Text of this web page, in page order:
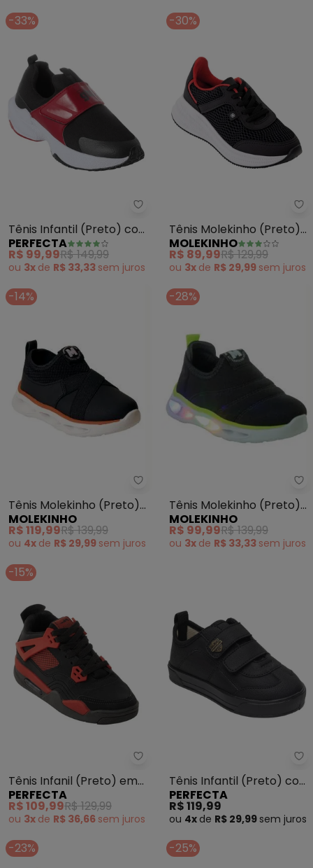
-33%
Perfecta - Tênis Infantil
Tênis Infantil (Preto) com
Velcro
PERFECTA
R$ 99,99R$ 149,99
ou 3x de R$ 33,33 sem juros
-30%
Tênis Molekinho (Preto)
em Tecido e Sintético
MOLEKINHO
R$ 89,99R$ 129,99
ou 3x de R$ 29,99 sem juros
-14%
Molekinho - Tênis Molekinho
Tênis Molekinho (Preto)
com Luzinha
MOLEKINHO
R$ 119,99R$ 139,99
ou 4x de R$ 29,99 sem juros
-28%
Tênis Molekinho (Preto)
em Sintético
MOLEKINHO
R$ 99,99R$ 139,99
ou 3x de R$ 33,33 sem juros
-15%
Perfecta - Tênis Infanil (Preto)
Tênis Infanil (Preto) em
Sintético
PERFECTA
R$ 109,99R$ 129,99
ou 3x de R$ 36,66 sem juros
Tênis Infantil (Preto) com
Fechamento em Velcro
PERFECTA
R$ 119,99
ou 4x de R$ 29,99 sem juros
-23% -25%